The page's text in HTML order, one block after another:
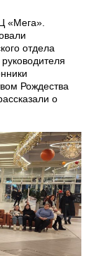
«Мега».
отдела
Рождества
о